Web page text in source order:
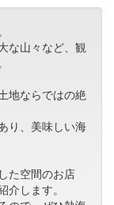
な山々など、観
地ならではの絶
り、美味しい海
た空間のお店
します。